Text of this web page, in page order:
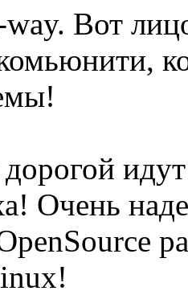
Вот
Очень